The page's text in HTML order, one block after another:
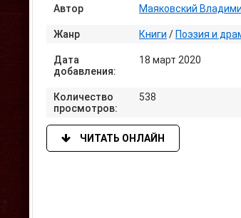
Автор Маяковский
Жанр Книги / Поэзия и
Дата
добавления:
18 март 2020
Количество
просмотров:
538
ЧИТАТЬ ОНЛАЙН